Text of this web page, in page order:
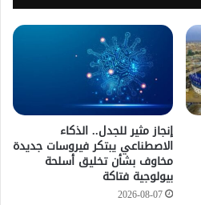
إنجاز مثير للجدل.. الذكاء
الاصطناعي يبتكر فيروسات جديدة
مخاوف بشأن تخليق أسلحة
بيولوجية فتاكة
2026-08-07